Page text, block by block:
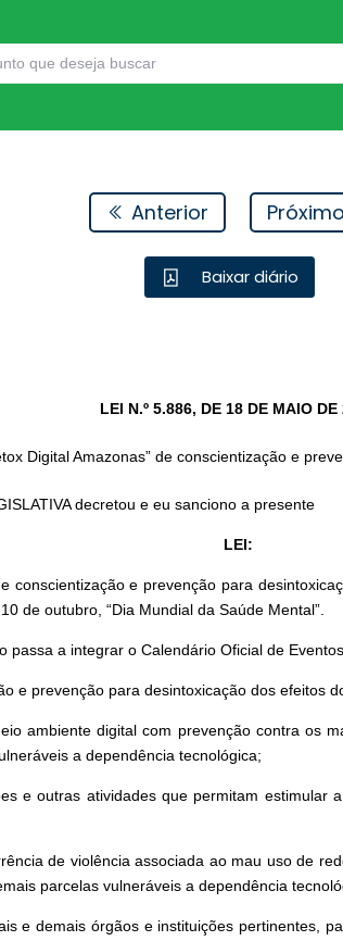
Anterior
Próximo
Baixar diário
LEI N.º 5.886, DE 18 DE MAIO DE
Digital Amazonas” de conscientização e
decretou e eu sanciono a presente
LEI:
conscientização e prevenção para
de outubro, “Dia Mundial da Saúde Mental”.
passa a integrar o Calendário Oficial de
e prevenção para desintoxicação dos efeitos
ambiente digital com prevenção contra os
a dependência tecnológica;
e outras atividades que permitam
de violência associada ao mau uso de
parcelas vulneráveis a dependência
e demais órgãos e instituições pertinentes,